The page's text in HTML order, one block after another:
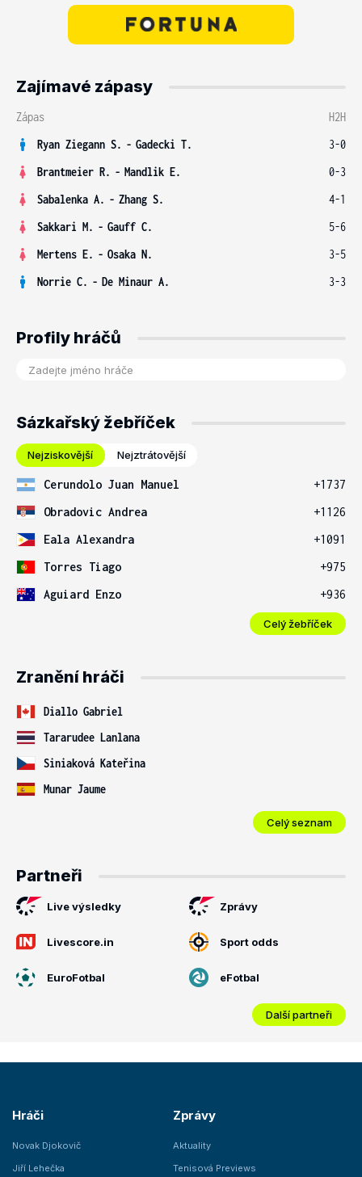
Zajímavé zápasy
Zápas
H2H
Ryan Ziegann S. - Gadecki T.
3-0
Brantmeier R. - Mandlik E.
0-3
Sabalenka A. - Zhang S.
4-1
Sakkari M. - Gauff C.
5-6
Mertens E. - Osaka N.
3-5
Norrie C. - De Minaur A. 3-3
Profily hráčů
Sázkařský žebříček
Nejziskovější Nejztrátovější
Cerundolo Juan Manuel
+1737
Obradovic Andrea
+1126
Eala Alexandra
+1091
Torres Tiago
+975
Aguiard Enzo
+936
Celý žebříček
Zranění hráči
Diallo Gabriel
Tararudee Lanlana
Siniaková Kateřina
Munar Jaume
Celý seznam
Partneři
Live výsledky Zprávy
Livescore.in Sport odds
EuroFotbal eFotbal
Další partneři
Hráči
Novak Djokovič
Jiří Lehečka
Zprávy
Aktuality
Tenisová Previews